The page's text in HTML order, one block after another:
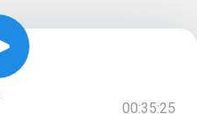
00:35:25